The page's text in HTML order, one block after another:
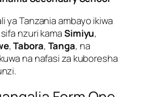
ya Tanzania ambayo ikiwa
nzuri kamaSimiyu,
,Tabora, Tanga, na
na nafasi za kuboresha